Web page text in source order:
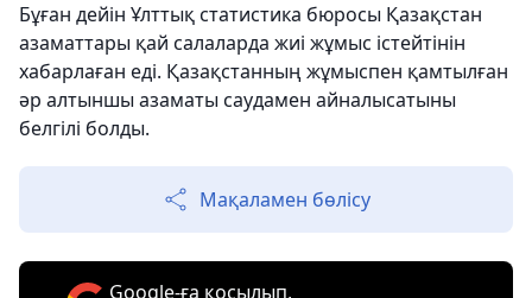
Бұған дейін Ұлттық статистика бюросы Қазақстан
азаматтары қай салаларда жиі жұмыс істейтінін
хабарлаған еді. Қазақстанның жұмыспен қамтылған
әр алтыншы азаматы саудамен айналысатыны
белгілі болды.
Мақаламен бөлісу
Google-ға қосылып,